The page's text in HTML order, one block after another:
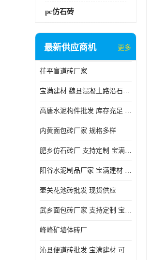
pc仿石砖
最新供应商机 更多
茌平盲道砖厂家
宝满建材 魏县混凝土路沿石批发
高唐水泥构件批发 库存充足 宝满建材
内黄面包砖厂家 规格多样
肥乡仿石砖厂 支持定制 宝满建材
‌阳谷水泥制品厂家 宝满建材 支持定制
壶关花池砖批发 现货供应
武乡面包砖厂家 支持定制 宝满建材
峰峰矿墙体砖厂
沁县便道砖批发 宝满建材 可定制